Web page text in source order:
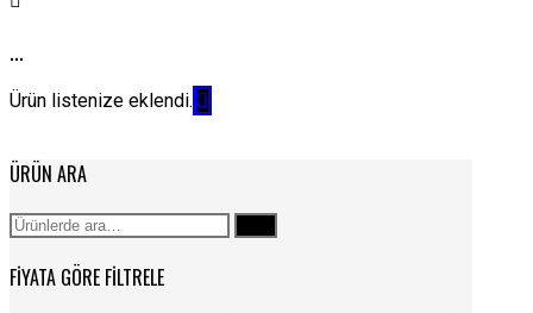
...
Ürün listenize eklendi.
ÜRÜN ARA
Ara:
FIYATA GÖRE FILTRELE